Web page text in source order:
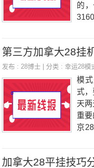
的
我
们
双
西叫
了
奖
第三方加拿大28挂
发布 :28博士 | 分类 :幸运28模
模
式
天
重
京
对
加拿大28平挂技巧